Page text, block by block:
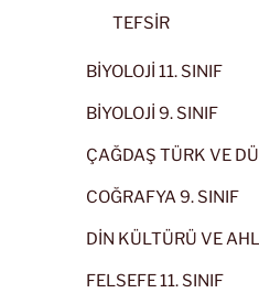
TEFSİR
BİYOLOJİ 11. SINIF
BİYOLOJİ 9. SINIF
ÇAĞDAŞ TÜRK VE
COĞRAFYA 9. SINIF
DİN KÜLTÜRÜ VE
FELSEFE 11. SINIF